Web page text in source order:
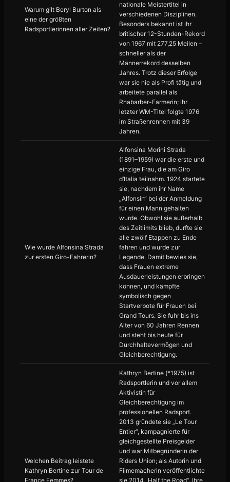
Warum gilt Beryl Burton als
eine der größten
Radsportlerinnen aller Zeiten?
nationale Meistertitel in
verschiedenen Disziplinen.
Besonders bekannt ist ihr
britischer 12-Stunden-Rekord
von 1967 mit 277,25 Meilen –
schneller als der
Männerrekord desselben
Jahres. Trotz dieser Erfolge
war sie nie als Profi tätig und
arbeitete parallel als
Rhabarber-Farmerin; ihr
letzter WM-Titel folgte 1976
im Straßenrennen mit 39
Jahren.
Wie wurde Alfonsina Strada
zur ersten Giro-Fahrerin?
Alfonsina Morini Strada
(1891–1959) war die erste und
einzige Frau, die am Giro
d’Italia teilnahm. 1924 startete
sie, nachdem ihr Name
„Alfonsin“ bei der Anmeldung
für einen Mann gehalten
wurde. Obwohl sie außerhalb
des Zeitlimits blieb, durfte sie
alle zwölf Etappen zu Ende
fahren und wurde zur
Legende. Damit bewies sie,
dass Frauen extreme
Ausdauerleistungen erbringen
können, und kämpfte
symbolisch gegen
Startverbote für Frauen bei
Grand Tours. Sie fuhr bis ins
Alter von 60 Jahren Rennen
und steht bis heute für
Durchhaltevermögen und
Gleichberechtigung.
Welchen Beitrag leistete
Kathryn Bertine zur Tour de
France Femmes?
Kathryn Bertine (*1975) ist
Radsportlerin und vor allem
Aktivistin für
Gleichberechtigung im
professionellen Radsport.
2013 gründete sie „Le Tour
Entier“, kampagnierte für
gleichgestellte Preisgelder
und war Mitbegründerin der
Riders Union; als Autorin und
Filmemacherin veröffentlichte
sie 2014 „Half the Road“. Ihre